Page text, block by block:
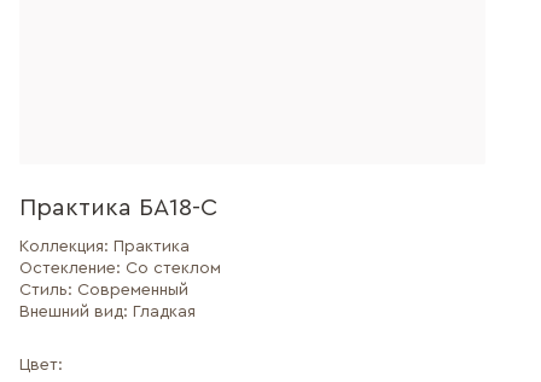
Практика БА18-С
Коллекция: Практика
Остекление: Со стеклом
Стиль: Современный
Внешний вид: Гладкая
Цвет: